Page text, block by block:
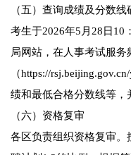
（五）查询成绩及分数线
考生于2026年5月28日10
局网站，在人事考试服务
（https://
绩和最低合格分数线等，
（六）资格复审
各区负责组织资格复审。